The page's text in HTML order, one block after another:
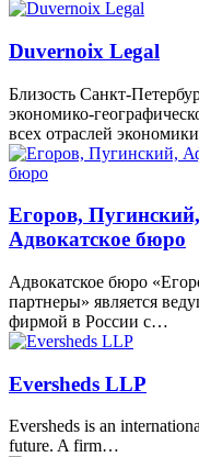
Duvernoix Legal
Близость Санкт-
экономико-
всех отраслей
Егоров,
Адвокатское бюро
Адвокатское бюро
партнеры» является
фирмой в России с…
Eversheds LLP
Eversheds is an
future. A firm…